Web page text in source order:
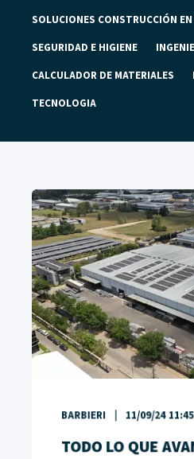
SOLUCIONES CONSTRUCCIÓN EN
SEGURIDAD E HIGIENE
CALCULADOR DE MATERIALES
TECNOLOGIA
BARBIERI 11/09/24 11:45
TODO LO QUE